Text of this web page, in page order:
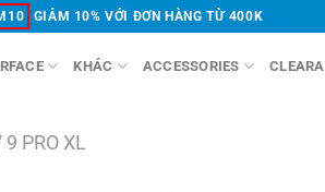
GIẢM 10% VỚI ĐƠN HÀNG TỪ 400K
KHÁC ACCESSORIES
9 PRO XL